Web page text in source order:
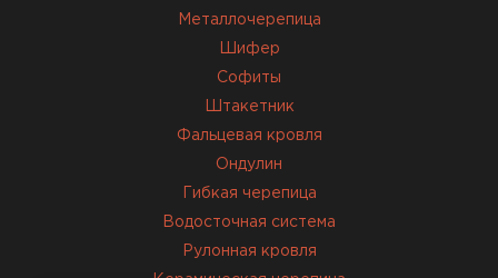
Металлочерепица
Шифер
Софиты
Штакетник
Фальцевая кровля
Ондулин
Гибкая черепица
Водосточная система
Рулонная кровля